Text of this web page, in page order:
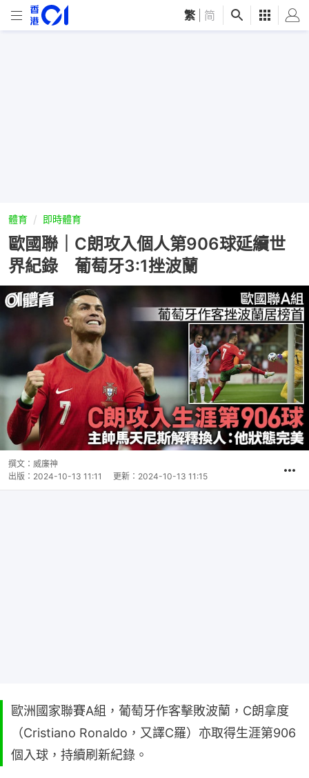
繁 简
體育 即時體育
歐國聯｜C朗攻入個人第906球延續世
界紀錄 葡萄牙3:1挫波蘭
撰文： 威廉神
出版： 2024-10-13 11:11 更新： 2024-10-13 11:15
歐洲國家聯賽A組，葡萄牙作客擊敗波蘭，C朗拿度
（Cristiano Ronaldo，又譯C羅）亦取得生涯第906
個入球，持續刷新紀錄。